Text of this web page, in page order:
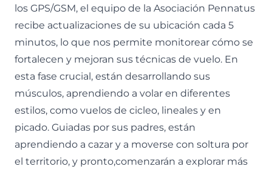
los GPS/GSM, el equipo de la Asociación Pennatus
recibe actualizaciones de su ubicación cada 5
minutos, lo que nos permite monitorear cómo se
fortalecen y mejoran sus técnicas de vuelo. En
esta fase crucial, están desarrollando sus
músculos, aprendiendo a volar en diferentes
estilos, como vuelos de cicleo, lineales y en
picado. Guiadas por sus padres, están
aprendiendo a cazar y a moverse con soltura por
el territorio, y pronto,comenzarán a explorar más